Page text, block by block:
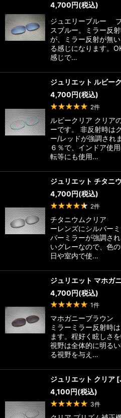
4,700円(税込)
ジュエリーブルー
スブルー。ミラー反
が、ミラー反射が無
る感じになります。
感じで…
ジュリエット ルビー
4,700円(税込)
2件
ルビークリア クリア
ーです。 非反射時は
ー/レッドが強調され
６％で、インドア使
転等にも使用…
ジュリエット チタニ
4,700円(税込)
2件
チタニウム
ーレンズにシルバー
バーミラーが強調さ
いグレーなので、色
日や室内で使…
ジュリエット マホガ
4,700円(税込)
1件
マホガニーブラウン
ミラーミラー反射時
ます。程好く眩しさ
視野は全体的に明る
る視野を与え…
ジュリエット クリア [
4,100円(税込)
3件